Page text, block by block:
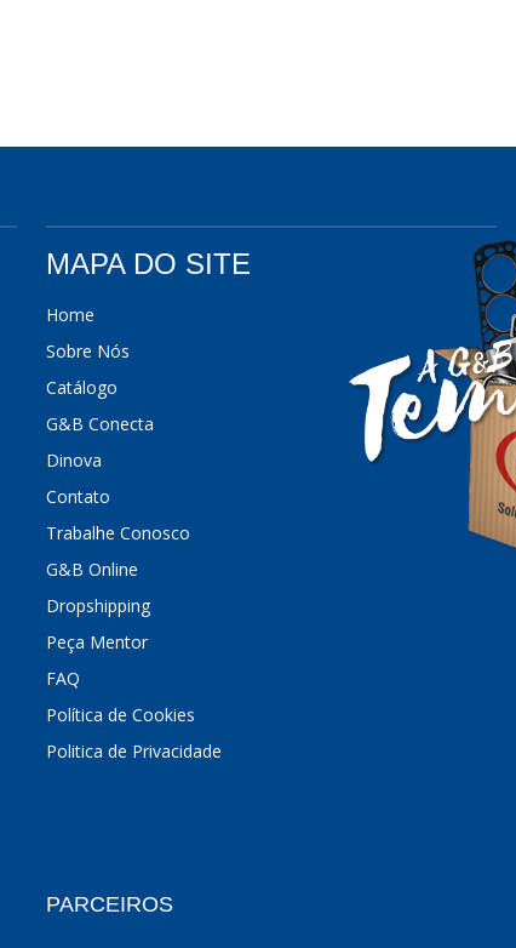
MAPA DO SITE
Home
Sobre Nós
Catálogo
G&B Conecta
Dinova
Contato
Trabalhe Conosco
G&B Online
Dropshipping
Peça Mentor
FAQ
Política de Cookies
Politica de Privacidade
PARCEIROS